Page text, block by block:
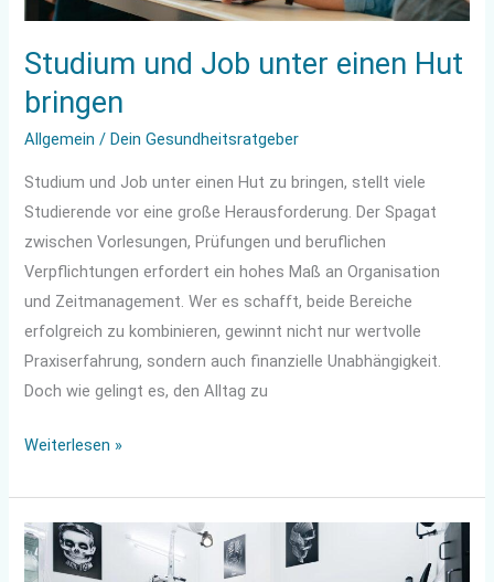
Studium und Job unter einen Hut
bringen
Allgemein /Dein Gesundheitsratgeber
Studium und Job unter einen Hut zu bringen, stellt viele
Studierende vor eine große Herausforderung. Der Spagat
zwischen Vorlesungen, Prüfungen und beruflichen
Verpflichtungen erfordert ein hohes Maß an Organisation
und Zeitmanagement. Wer es schafft, beide Bereiche
erfolgreich zu kombinieren, gewinnt nicht nur wertvolle
Praxiserfahrung, sondern auch finanzielle Unabhängigkeit.
Doch wie gelingt es, den Alltag zu
Weiterlesen »
Tattoo
Studio